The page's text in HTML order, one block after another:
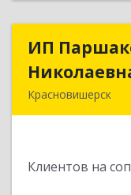
ИП
Красновишерск
Клиентов на
ИП